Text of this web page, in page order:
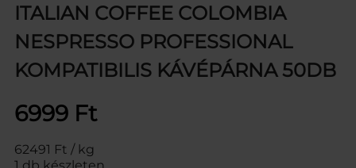
ITALIAN COFFEE COLOMBIA
NESPRESSO PROFESSIONAL
KOMPATIBILIS KÁVÉPÁRNA 50DB
6999 Ft
62491 Ft / kg